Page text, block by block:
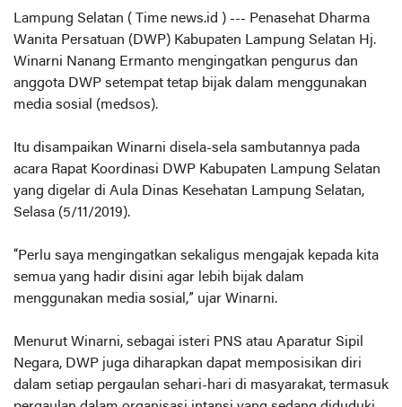
Lampung Selatan ( Time news.id ) --- Penasehat Dharma
Wanita Persatuan (DWP) Kabupaten Lampung Selatan Hj.
Winarni Nanang Ermanto mengingatkan pengurus dan
anggota DWP setempat tetap bijak dalam menggunakan
media sosial (medsos).
Itu disampaikan Winarni disela-sela sambutannya pada
acara Rapat Koordinasi DWP Kabupaten Lampung Selatan
yang digelar di Aula Dinas Kesehatan Lampung Selatan,
Selasa (5/11/2019).
“Perlu saya mengingatkan sekaligus mengajak kepada kita
semua yang hadir disini agar lebih bijak dalam
menggunakan media sosial,” ujar Winarni.
Menurut Winarni, sebagai isteri PNS atau Aparatur Sipil
Negara, DWP juga diharapkan dapat memposisikan diri
dalam setiap pergaulan sehari-hari di masyarakat, termasuk